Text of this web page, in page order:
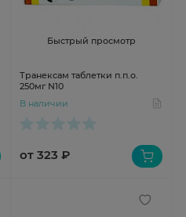
Быстрый просмотр
Транексам таблетки п.п.о.
250мг N10
В наличии
от 323 ₽